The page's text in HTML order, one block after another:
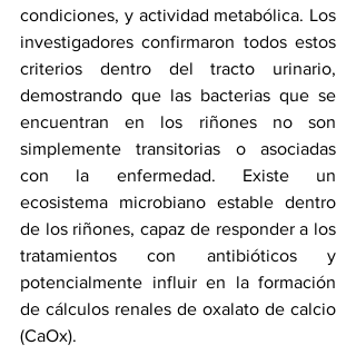
condiciones, y actividad metabólica. Los
investigadores confirmaron todos estos
criterios dentro del tracto urinario,
demostrando que las bacterias que se
encuentran en los riñones no son
simplemente transitorias o asociadas
con la enfermedad. Existe un
ecosistema microbiano estable dentro
de los riñones, capaz de responder a los
tratamientos con antibióticos y
potencialmente influir en la formación
de cálculos renales de oxalato de calcio
(CaOx).